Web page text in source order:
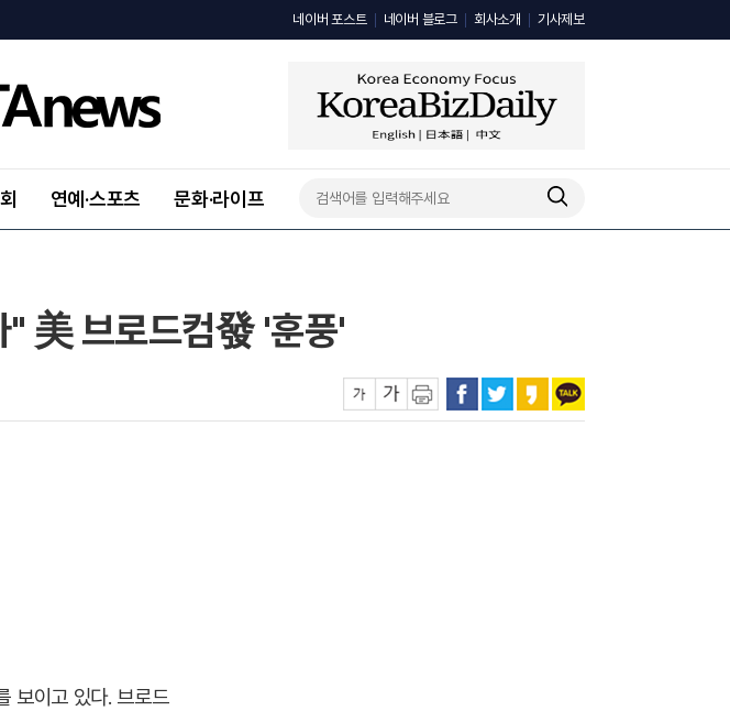
네이버 포스트 네이버 블로그 회사소개 기사제보
연예·스포츠 문화·라이프
美 브로드컴發 '훈풍'
보이고 있다. 브로드